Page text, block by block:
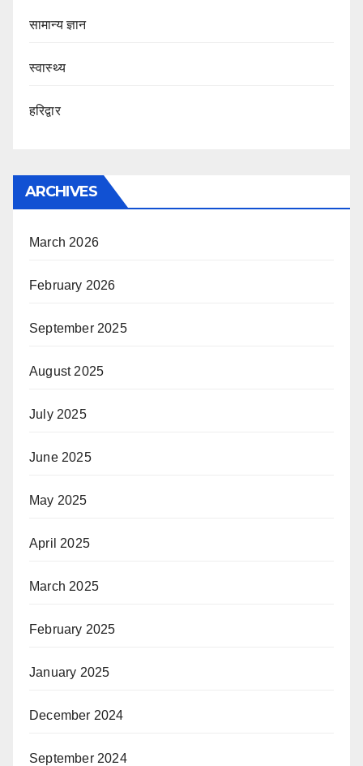
सामान्य ज्ञान
स्वास्थ्य
हरिद्वार
ARCHIVES
March 2026
February 2026
September 2025
August 2025
July 2025
June 2025
May 2025
April 2025
March 2025
February 2025
January 2025
December 2024
September 2024